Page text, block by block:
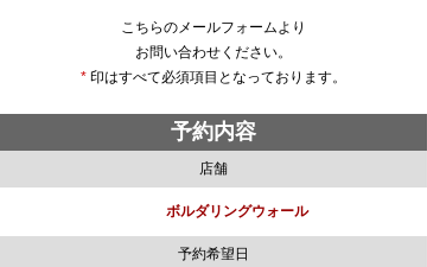
こちらのメールフォームより
お問い合わせください。
* 印はすべて必須項目となっております。
予約内容
店舗
ボルダリングウォール
予約希望日